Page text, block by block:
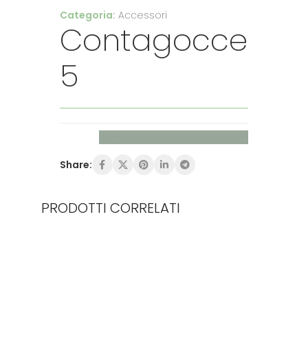
Categoria: Accessori
Contagocce
5
Share:
PRODOTTI CORRELATI